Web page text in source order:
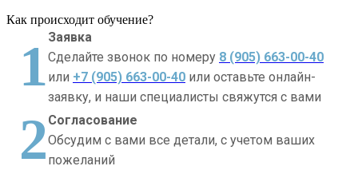
Как происходит обучение?
1 Заявка
Сделайте звонок по номеру 8 (905) 663-00-40
или +7 (905) 663-00-40 или оставьте онлайн-
заявку, и наши специалисты свяжутся с вами
2 Согласование
Обсудим с вами все детали, с учетом ваших
пожеланий